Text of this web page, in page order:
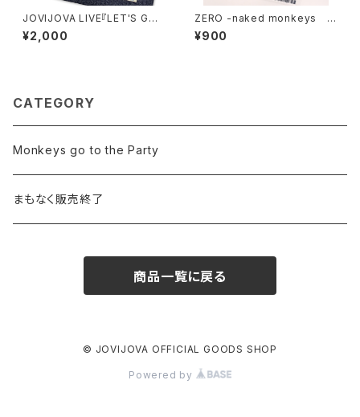
JOVIJOVA LIVE『LET'S GO
SIX MONKEYS』デニムトート
[2025/9/15にて完全終売]
¥2,000
ZERO -naked monkeys ア
イロン熱転写シート
¥900
CATEGORY
Monkeys go to the Party
まもなく販売終了
商品一覧に戻る
© JOVIJOVA OFFICIAL GOODS SHOP
Powered by